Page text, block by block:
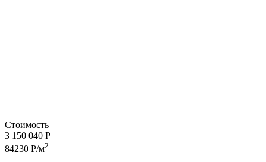
Стоимость
3 150 040 Р
84230 Р/м2